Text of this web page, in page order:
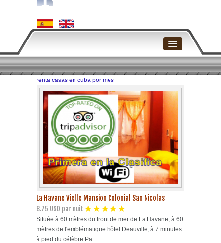
Page d'accueil
La Havane
Plage Havane
Pinar del Rio
Varadero
Cienfuegos
Trinidad
Autres villes
renta casas en cuba por mes
La Havane Vielle Mansion Colonial San Nicolas
8.75 USD par nuit
Située à 60 mètres du front de mer de La Havane, à 60
mètres de l'emblématique hôtel Deauville, à 7 minutes
à pied du célèbre Pa